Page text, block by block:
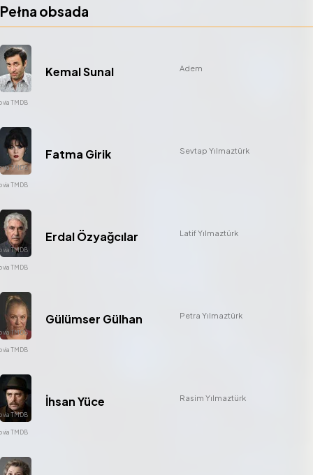
Pełna obsada
Kemal Sunal Adem
Fatma Girik Sevtap Yılmaztürk
Erdal Özyağcılar Latif Yılmaztürk
Gülümser Gülhan Petra Yılmaztürk
İhsan Yüce Rasim Yılmaztürk